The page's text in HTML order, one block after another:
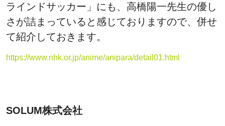
ラインドサッカー」にも、高橋陽一先生の優し
さが詰まっていると感じておりますので、併せ
て紹介しておきます。
https://www.nhk.or.jp/anime/anipara/detail01.html
SOLUM株式会社